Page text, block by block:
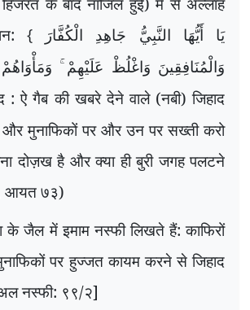
{
يَا أَيُّهَا النَّبِيُّ جَاهِدِ الْكُفَّارَ
وَالْمُنَافِقِينَ وَاغْلُظْ عَلَيْهِمْ
: ऐ गैब की खबरे देने वाले (नबी) जिहाद
मुनाफिकों पर और उन पर सख्ती करो
दोज़ख है और क्या ही बुरी जगह पलटने
आयत ७३)
जैल में इमाम नस्फी लिखते हैं: काफिरों
पर हुज्जत कायम करने से जिहाद
नस्फी: ९९/२]